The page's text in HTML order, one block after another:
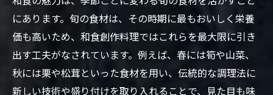
にあります。旬の食材は、その時期に最もおいしく栄養
価も高いため、和食創作料理ではこれらを最大限に引き
出す工夫がなされています。例えば、春には筍や山菜、
秋には栗や松茸といった食材を用い、伝統的な調理法に
新しい技術や盛り付けを取り入れることで、見た目も味